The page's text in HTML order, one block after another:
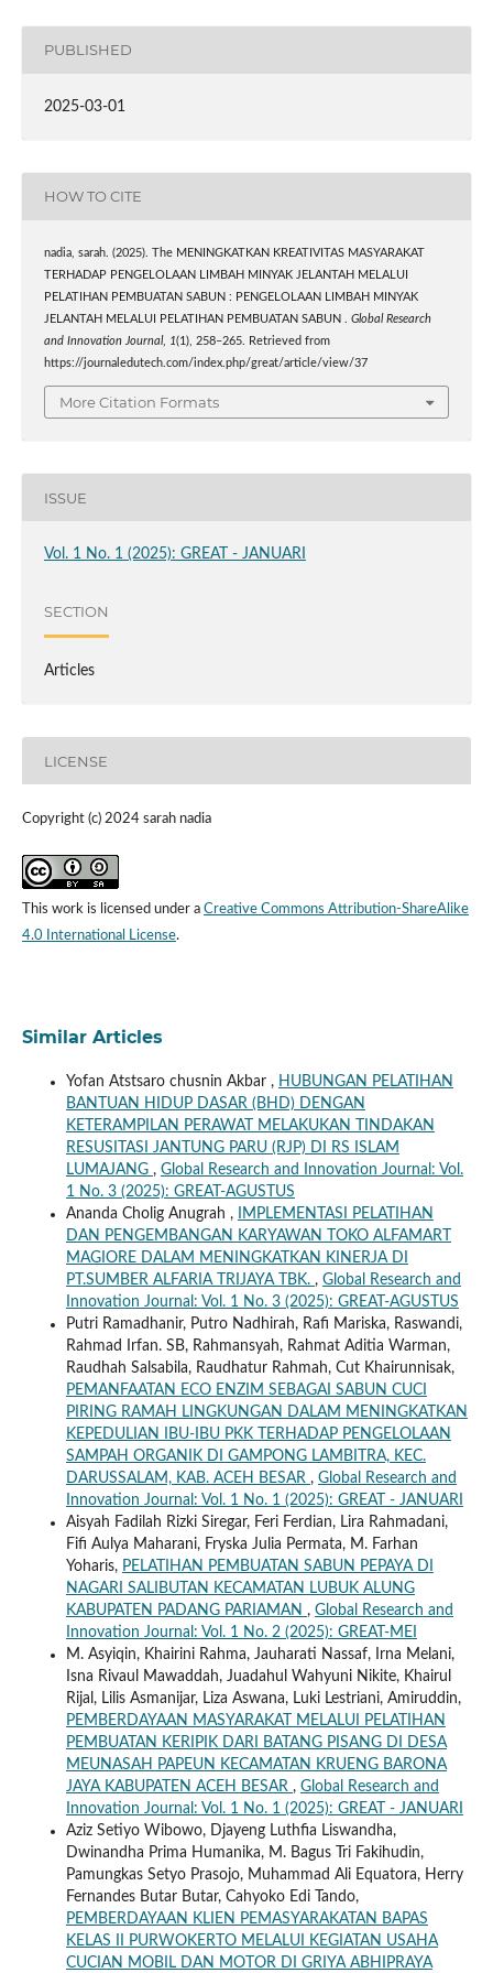
PUBLISHED
2025-03-01
HOW TO CITE
nadia, sarah. (2025). The MENINGKATKAN KREATIVITAS MASYARAKAT
TERHADAP PENGELOLAAN LIMBAH MINYAK JELANTAH MELALUI
PELATIHAN PEMBUATAN SABUN : PENGELOLAAN LIMBAH MINYAK
JELANTAH MELALUI PELATIHAN PEMBUATAN SABUN . Global Research
and Innovation Journal, 1(1), 258–265. Retrieved from
https://journaledutech.com/index.php/great/article/view/37
More Citation Formats
ISSUE
Vol. 1 No. 1 (2025): GREAT - JANUARI
SECTION
Articles
LICENSE
Copyright (c) 2024 sarah nadia
This work is licensed under a Creative Commons Attribution-ShareAlike
4.0 International License.
Similar Articles
Yofan Atstsaro chusnin Akbar , HUBUNGAN PELATIHAN
BANTUAN HIDUP DASAR (BHD) DENGAN
KETERAMPILAN PERAWAT MELAKUKAN TINDAKAN
RESUSITASI JANTUNG PARU (RJP) DI RS ISLAM
LUMAJANG , Global Research and Innovation Journal: Vol.
1 No. 3 (2025): GREAT-AGUSTUS
Ananda Cholig Anugrah ,
IMPLEMENTASI PELATIHAN
DAN PENGEMBANGAN KARYAWAN TOKO ALFAMART
MAGIORE DALAM MENINGKATKAN KINERJA DI
PT.SUMBER ALFARIA TRIJAYA TBK. , Global Research and
Innovation Journal: Vol. 1 No. 3 (2025): GREAT-AGUSTUS
Putri Ramadhanir, Putro Nadhirah, Rafi Mariska, Raswandi,
Rahmad Irfan. SB, Rahmansyah, Rahmat Aditia Warman,
Raudhah Salsabila, Raudhatur Rahmah, Cut Khairunnisak,
PEMANFAATAN ECO ENZIM SEBAGAI SABUN CUCI
PIRING RAMAH LINGKUNGAN DALAM MENINGKATKAN
KEPEDULIAN IBU-IBU PKK TERHADAP PENGELOLAAN
SAMPAH ORGANIK DI GAMPONG LAMBITRA, KEC.
DARUSSALAM, KAB. ACEH BESAR , Global Research and
Innovation Journal: Vol. 1 No. 1 (2025): GREAT - JANUARI
Aisyah Fadilah Rizki Siregar, Feri Ferdian, Lira Rahmadani,
Fifi Aulya Maharani, Fryska Julia Permata, M. Farhan
Yoharis, PELATIHAN PEMBUATAN SABUN PEPAYA DI
NAGARI SALIBUTAN KECAMATAN LUBUK ALUNG
KABUPATEN PADANG PARIAMAN , Global Research and
Innovation Journal: Vol. 1 No. 2 (2025): GREAT-MEI
M. Asyiqin, Khairini Rahma, Jauharati Nassaf, Irna Melani,
Isna Rivaul Mawaddah, Juadahul Wahyuni Nikite, Khairul
Rijal, Lilis Asmanijar, Liza Aswana, Luki Lestriani, Amiruddin,
PEMBERDAYAAN MASYARAKAT MELALUI PELATIHAN
PEMBUATAN KERIPIK DARI BATANG PISANG DI DESA
MEUNASAH PAPEUN KECAMATAN KRUENG BARONA
JAYA KABUPATEN ACEH BESAR , Global Research and
Innovation Journal: Vol. 1 No. 1 (2025): GREAT - JANUARI
Aziz Setiyo Wibowo, Djayeng Luthfia Liswandha,
Dwinandha Prima Humanika, M. Bagus Tri Fakihudin,
Pamungkas Setyo Prasojo, Muhammad Ali Equatora, Herry
Fernandes Butar Butar, Cahyoko Edi Tando,
PEMBERDAYAAN KLIEN PEMASYARAKATAN BAPAS
KELAS II PURWOKERTO MELALUI KEGIATAN USAHA
CUCIAN MOBIL DAN MOTOR DI GRIYA ABHIPRAYA